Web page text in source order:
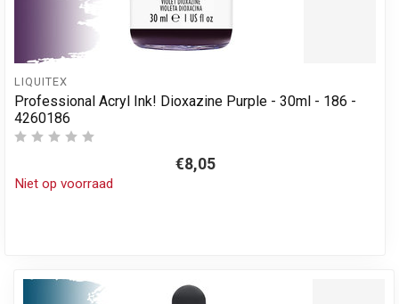
LIQUITEX
Professional Acryl Ink! Dioxazine Purple - 30ml - 186 -
4260186
€8,05
Niet op voorraad